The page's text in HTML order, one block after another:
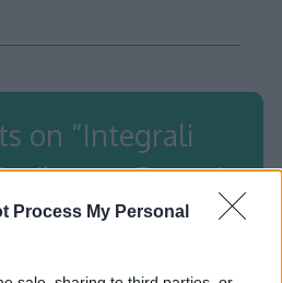
Process My Personal
on “Integrali
– Batteria
2”